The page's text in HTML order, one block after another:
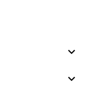

